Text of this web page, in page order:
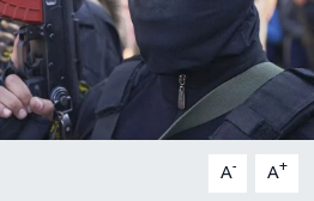
A- A+